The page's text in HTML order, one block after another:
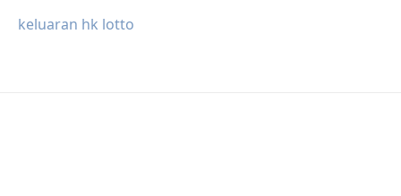
keluaran hk lotto